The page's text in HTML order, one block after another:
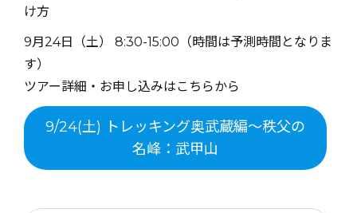
け方
9月24日（土） 8:30-15:00（時間は予測時間となりま
す）
ツアー詳細・お申し込みはこちらから
9/24(土) トレッキング奥武蔵編〜秩父の
名峰：武甲山